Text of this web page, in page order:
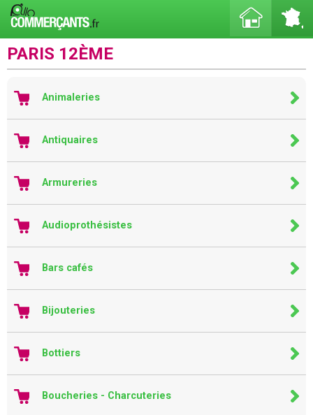
PARIS 12ÈME
Animaleries
Antiquaires
Armureries
Audioprothésistes
Bars cafés
Bijouteries
Bottiers
Boucheries - Charcuteries